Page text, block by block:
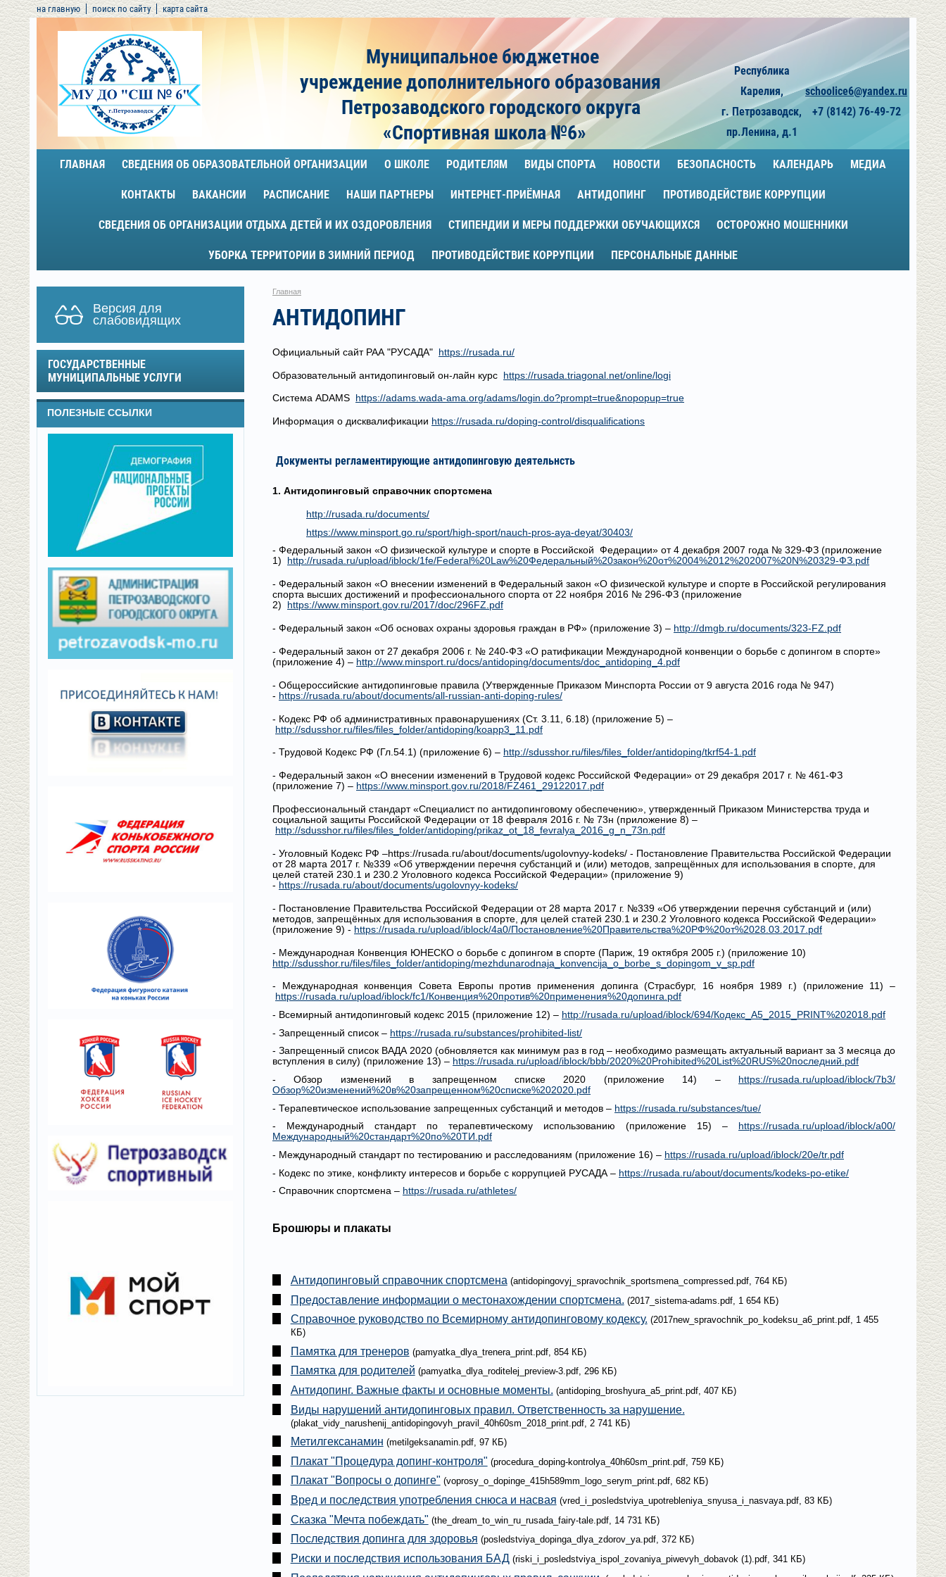
на главную поиск по сайту карта сайта
Муниципальное бюджетное
учреждениедополнительного образования
Петрозаводского городского округа
«Спортивная школа №6»
Республика
Карелия,
г. Петрозаводск,
пр.Ленина, д.1
schoolice6@yandex.ru
+7 (8142) 76-49-72
ГЛАВНАЯ СВЕДЕНИЯ ОБ ОБРАЗОВАТЕЛЬНОЙ ОРГАНИЗАЦИИ О ШКОЛЕ РОДИТЕЛЯМ ВИДЫ СПОРТА НОВОСТИ БЕЗОПАСНОСТЬ КАЛЕНДАРЬ МЕДИА
КОНТАКТЫ ВАКАНСИИ РАСПИСАНИЕ НАШИ ПАРТНЕРЫ ИНТЕРНЕТ-ПРИЁМНАЯ АНТИДОПИНГ ПРОТИВОДЕЙСТВИЕ КОРРУПЦИИ
СВЕДЕНИЯ ОБ ОРГАНИЗАЦИИ ОТДЫХА ДЕТЕЙ И ИХ ОЗДОРОВЛЕНИЯ СТИПЕНДИИ И МЕРЫ ПОДДЕРЖКИ ОБУЧАЮЩИХСЯ ОСТОРОЖНО МОШЕННИКИ
УБОРКА ТЕРРИТОРИИ В ЗИМНИЙ ПЕРИОД ПРОТИВОДЕЙСТВИЕ КОРРУПЦИИ ПЕРСОНАЛЬНЫЕ ДАННЫЕ
Версия для
слабовидящих
ГОСУДАРСТВЕННЫЕ
МУНИЦИПАЛЬНЫЕ УСЛУГИ
ПОЛЕЗНЫЕ ССЫЛКИ
Главная
АНТИДОПИНГ
Официальный сайт РАА "РУСАДА" https://rusada.ru/
Образовательный антидопинговый он-лайн курс https://rusada.triagonal.net/online/logi
Система ADAMS https://adams.wada-ama.org/adams/login.do?prompt=true&nopopup=true
Информация о дисквалификации https://rusada.ru/doping-control/disqualifications
Документы регламентирующие антидопинговую деятельнсть
1. Антидопинговый справочник спортсмена
http://rusada.ru/documents/
https://www.minsport.go.ru/sport/high-sport/nauch-pros-aya-deyat/30403/
- Федеральный закон «О физической культуре и спорте в Российской Федерации» от 4 декабря 2007 года № 329-ФЗ (приложение
1)
http://rusada.ru/upload/iblock/1fe/Federal%20Law%20Федеральный%20закон%20от%2004%2012%202007%20N%20329-ФЗ.pdf
- Федеральный закон «О внесении изменений в Федеральный закон «О физической культуре и спорте в Российской регулирования
спорта высших достижений и профессионального спорта от 22 ноября 2016 № 296-ФЗ (приложение
2)
https://www.minsport.gov.ru/2017/doc/296FZ.pdf
- Федеральный закон «Об основах охраны здоровья граждан в РФ» (приложение 3) – http://dmgb.ru/documents/323-FZ.pdf
- Федеральный закон от 27 декабря 2006 г. № 240-ФЗ «О ратификации Международной конвенции о борьбе с допингом в спорте»
(приложение 4) – http://www.minsport.ru/docs/antidoping/documents/doc_antidoping_4.pdf
- Общероссийские антидопинговые правила (Утвержденные Приказом Минспорта России от 9 августа 2016 года № 947)
- https://rusada.ru/about/documents/all-russian-anti-doping-rules/
- Кодекс РФ об административных правонарушениях (Ст. 3.11, 6.18) (приложение 5) –
http://sdusshor.ru/files/files_folder/antidoping/koapp3_11.pdf
- Трудовой Кодекс РФ (Гл.54.1) (приложение 6) – http://sdusshor.ru/files/files_folder/antidoping/tkrf54-1.pdf
- Федеральный закон «О внесении изменений в Трудовой кодекс Российской Федерации» от 29 декабря 2017 г. № 461-ФЗ
(приложение 7) – https://www.minsport.gov.ru/2018/FZ461_29122017.pdf
Профессиональный стандарт «Специалист по антидопинговому обеспечению», утвержденный Приказом Министерства труда и
социальной защиты Российской Федерации от 18 февраля 2016 г. № 73н (приложение 8) –
http://sdusshor.ru/files/files_folder/antidoping/prikaz_ot_18_fevralya_2016_g_n_73n.pdf
- Уголовный Кодекс РФ –https://rusada.ru/about/documents/ugolovnyy-kodeks/ - Постановление Правительства Российской Федерации
от 28 марта 2017 г. №339 «Об утверждении перечня субстанций и (или) методов, запрещённых для использования в спорте, для
целей статей 230.1 и 230.2 Уголовного кодекса Российской Федерации» (приложение 9)
- https://rusada.ru/about/documents/ugolovnyy-kodeks/
- Постановление Правительства Российской Федерации от 28 марта 2017 г. №339 «Об утверждении перечня субстанций и (или)
методов, запрещённых для использования в спорте, для целей статей 230.1 и 230.2 Уголовного кодекса Российской Федерации»
(приложение 9) - https://rusada.ru/upload/iblock/4a0/Постановление%20Правительства%20РФ%20от%2028.03.2017.pdf
- Международная Конвенция ЮНЕСКО о борьбе с допингом в спорте (Париж, 19 октября 2005 г.) (приложение 10)
http://sdusshor.ru/files/files_folder/antidoping/mezhdunarodnaja_konvencija_o_borbe_s_dopingom_v_sp.pdf
- Международная конвенция Совета Европы против применения допинга (Страсбург, 16 ноября 1989 г.) (приложение 11) –
https://rusada.ru/upload/iblock/fc1/Конвенция%20против%20применения%20допинга.pdf
- Всемирный антидопинговый кодекс 2015 (приложение 12) – http://rusada.ru/upload/iblock/694/Кодекс_А5_2015_PRINT%202018.pdf
- Запрещенный список – https://rusada.ru/substances/prohibited-list/
- Запрещенный список ВАДА 2020 (обновляется как минимум раз в год – необходимо размещать актуальный вариант за 3 месяца до
вступления в силу) (приложение 13) – https://rusada.ru/upload/iblock/bbb/2020%20Prohibited%20List%20RUS%20последний.pdf
- Обзор изменений в запрещенном списке 2020 (приложение 14) –
https://rusada.ru/upload/iblock/7b3/
Обзор%20изменений%20в%20запрещенном%20списке%202020.pdf
- Терапевтическое использование запрещенных субстанций и методов – https://rusada.ru/substances/tue/
- Международный стандарт по терапевтическому использованию (приложение 15) –
https://rusada.ru/upload/iblock/a00/
Международный%20стандарт%20по%20ТИ.pdf
- Международный стандарт по тестированию и расследованиям (приложение 16) – https://rusada.ru/upload/iblock/20e/tr.pdf
- Кодекс по этике, конфликту интересов и борьбе с коррупцией РУСАДА – https://rusada.ru/about/documents/kodeks-po-etike/
- Справочник спортсмена – https://rusada.ru/athletes/
Брошюры и плакаты
Антидопинговый справочник спортсмена (antidopingovyj_spravochnik_sportsmena_compressed.pdf, 764 КБ)
Предоставление информации о местонахождении спортсмена. (2017_sistema-adams.pdf, 1 654 КБ)
Справочное руководство по Всемирному антидопинговому кодексу. (2017new_spravochnik_po_kodeksu_a6_print.pdf, 1 455
КБ)
Памятка для тренеров (pamyatka_dlya_trenera_print.pdf, 854 КБ)
Памятка для родителей (pamyatka_dlya_roditelej_preview-3.pdf, 296 КБ)
Антидопинг. Важные факты и основные моменты. (antidoping_broshyura_a5_print.pdf, 407 КБ)
Виды нарушений антидопинговых правил. Ответственность за нарушение.
(plakat_vidy_narushenij_antidopingovyh_pravil_40h60sm_2018_print.pdf, 2 741 КБ)
Метилгексанамин (metilgeksanamin.pdf, 97 КБ)
Плакат "Процедура допинг-контроля" (procedura_doping-kontrolya_40h60sm_print.pdf, 759 КБ)
Плакат "Вопросы о допинге" (voprosy_o_dopinge_415h589mm_logo_serym_print.pdf, 682 КБ)
Вред и последствия употребления снюса и насвая (vred_i_posledstviya_upotrebleniya_snyusa_i_nasvaya.pdf, 83 КБ)
Сказка "Мечта побеждать" (the_dream_to_win_ru_rusada_fairy-tale.pdf, 14 731 КБ)
Последствия допинга для здоровья (posledstviya_dopinga_dlya_zdorov_ya.pdf, 372 КБ)
Риски и последствия использования БАД (riski_i_posledstviya_ispol_zovaniya_piwevyh_dobavok (1).pdf, 341 КБ)